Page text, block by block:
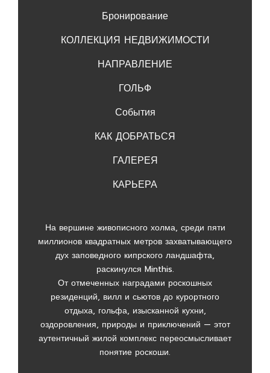
Бронирование
КОЛЛЕКЦИЯ НЕДВИЖИМОСТИ
НАПРАВЛЕНИЕ
ГОЛЬФ
События
КАК ДОБРАТЬСЯ
ГАЛЕРЕЯ
КАРЬЕРА
На вершине живописного холма, среди пяти
миллионов квадратных метров захватывающего
дух заповедного кипрского ландшафта,
раскинулся Minthis.
От отмеченных наградами роскошных
резиденций, вилл и сьютов до курортного
отдыха, гольфа, изысканной кухни,
оздоровления, природы и приключений — этот
аутентичный жилой комплекс переосмысливает
понятие роскоши.